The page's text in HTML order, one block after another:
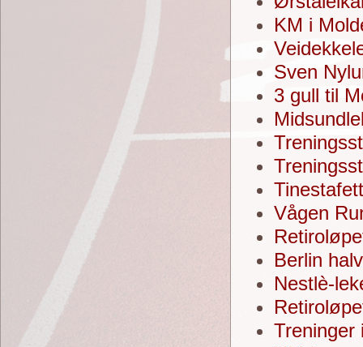
KM i
Sven
3 gull til
Vågen
Berlin
Nestlè-
Treninger